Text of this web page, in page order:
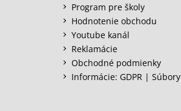
Program pre školy
Hodnotenie obchodu
Youtube kanál
Reklamácie
Obchodné podmienky
Informácie: GDPR |